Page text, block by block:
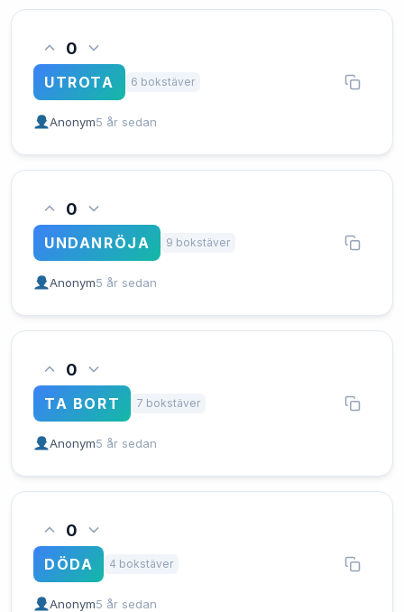
0
UTROTA 6 bokstäver
Anonym5 år sedan
0
UNDANRÖJA 9 bokstäver
Anonym5 år sedan
0
TA BORT 7 bokstäver
Anonym5 år sedan
0
DÖDA 4 bokstäver
Anonym5 år sedan